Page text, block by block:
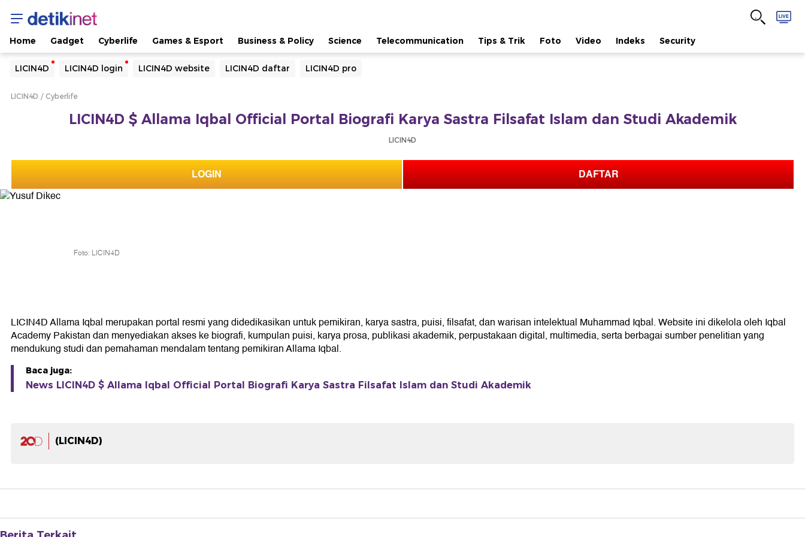
Home Gadget Cyberlife Games & Esport Business & Policy Science Telecommunication Tips & Trik Foto Video Indeks Security
LICIN4D LICIN4D login LICIN4D website LICIN4D daftar LICIN4D pro
Yang sedang ramai dicari
Loading...
LICIN4D Cyberlife
LICIN4D $ Allama Iqbal Official Portal Biografi Karya Sastra Filsafat Islam dan Studi Akademik
LICIN4D
LOGIN DAFTAR
Foto: LICIN4D
LICIN4D Allama Iqbal merupakan portal resmi yang didedikasikan untuk pemikiran, karya sastra, puisi, filsafat, dan warisan intelektual Muhammad Iqbal. Website ini dikelola oleh Iqbal
Academy Pakistan dan menyediakan akses ke biografi, kumpulan puisi, karya prosa, publikasi akademik, perpustakaan digital, multimedia, serta berbagai sumber penelitian yang
mendukung studi dan pemahaman mendalam tentang pemikiran Allama Iqbal.
Baca juga:
News LICIN4D $ Allama Iqbal Official Portal Biografi Karya Sastra Filsafat Islam dan Studi Akademik
(LICIN4D)